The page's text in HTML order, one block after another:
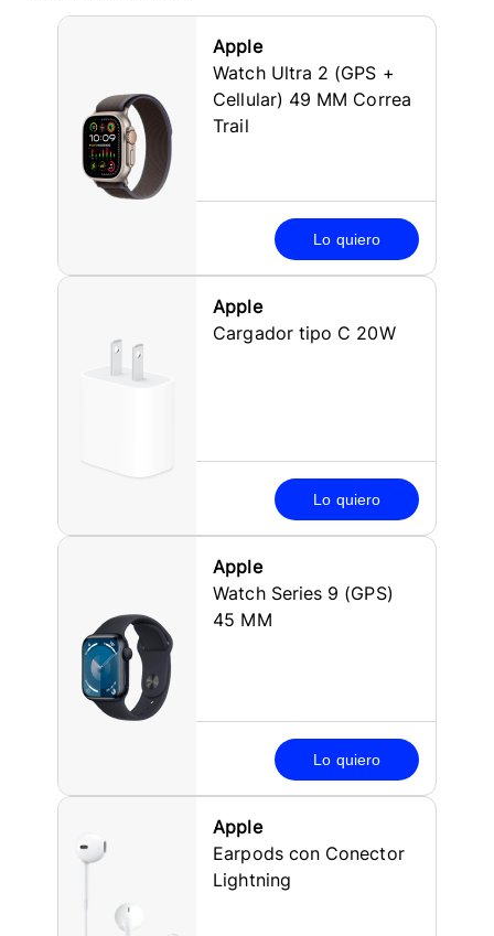
Apple
Watch Ultra 2 (GPS +
Cellular) 49 MM Correa
Trail
Lo quiero
Apple
Cargador tipo C 20W
Lo quiero
Apple
Watch Series 9 (GPS)
45 MM
Lo quiero
Apple
Earpods con Conector
Lightning